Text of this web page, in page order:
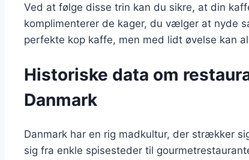
Ved at følge disse trin kan du sikre, at din
komplimenterer de kager, du vælger at nyde
perfekte kop kaffe, men med lidt øvelse kan
Historiske data om
Danmark
Danmark har en rig madkultur, der strækker
sig fra enkle spisesteder til